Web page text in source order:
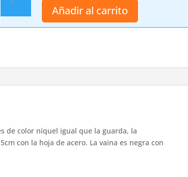
antigua
S0133
cantidad
Añadir al carrito
de color níquel igual que la guarda, la
con la hoja de acero. La vaina es negra con